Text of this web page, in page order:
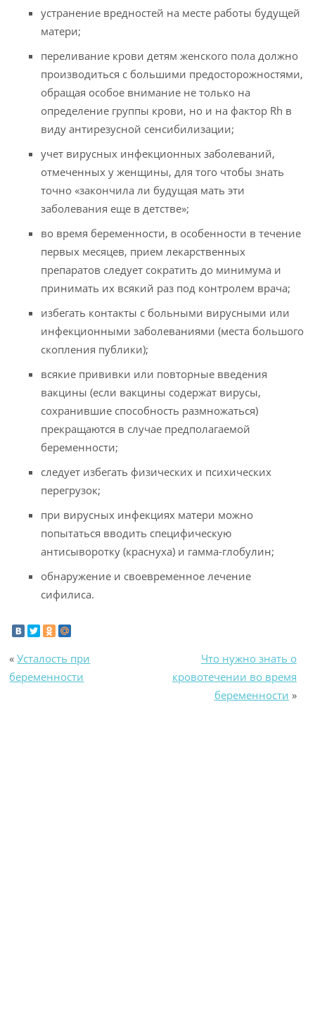
устранение вредностей на месте работы будущей
матери;
переливание крови детям женского пола должно
производиться с большими предосторожностями,
обращая особое внимание не только на
определение группы крови, но и на фактор Rh в
виду антирезусной сенсибилизации;
учет вирусных инфекционных заболеваний,
отмеченных у женщины, для того чтобы знать
точно «закончила ли будущая мать эти
заболевания еще в детстве»;
во время беременности, в особенности в течение
первых месяцев, прием лекарственных
препаратов следует сократить до минимума и
принимать их всякий раз под контролем врача;
избегать контакты с больными вирусными или
инфекционными заболеваниями (места большого
скопления публики);
всякие прививки или повторные введения
вакцины (если вакцины содержат вирусы,
сохранившие способность размножаться)
прекращаются в случае предполагаемой
беременности;
следует избегать физических и психических
перегрузок;
при вирусных инфекциях матери можно
попытаться вводить специфическую
антисыворотку (краснуха) и гамма-глобулин;
обнаружение и своевременное лечение
сифилиса.
«Усталость при
беременности
Что нужно знать о
кровотечении во время
беременности »